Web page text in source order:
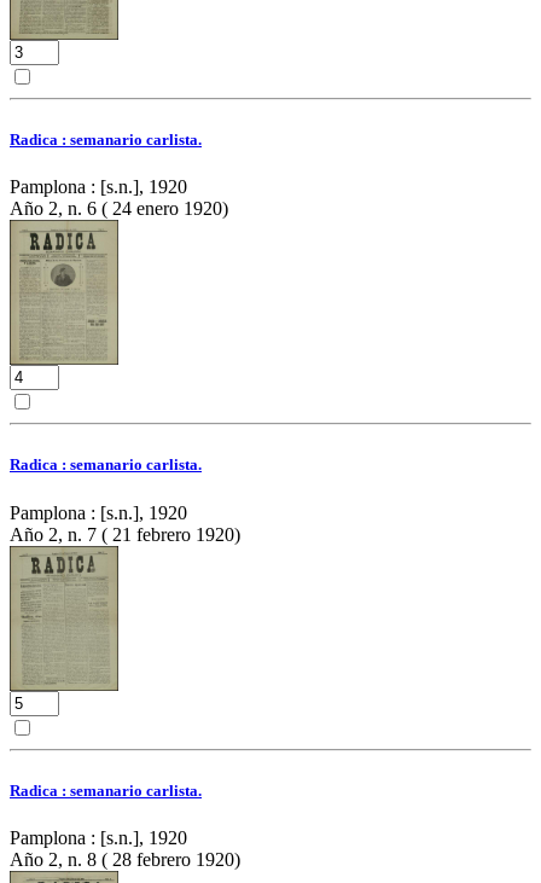
Radica : semanario carlista.
Pamplona : [s.n.], 1920
Año 2, n. 6 ( 24 enero 1920)
Radica : semanario carlista.
Pamplona : [s.n.], 1920
Año 2, n. 7 ( 21 febrero 1920)
Radica : semanario carlista.
Pamplona : [s.n.], 1920
Año 2, n. 8 ( 28 febrero 1920)